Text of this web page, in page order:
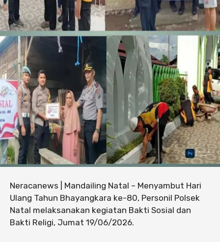
Neracanews | Mandailing Natal – Menyambut Hari
Ulang Tahun Bhayangkara ke-80, Personil Polsek
Natal melaksanakan kegiatan Bakti Sosial dan
Bakti Religi, Jumat 19/06/2026.